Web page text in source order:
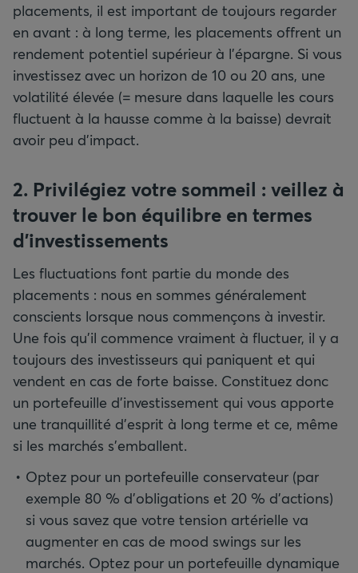
placements, il est important de toujours regarder
en avant : à long terme, les placements offrent un
rendement potentiel supérieur à l’épargne. Si vous
investissez avec un horizon de 10 ou 20 ans, une
volatilité élevée (= mesure dans laquelle les cours
fluctuent à la hausse comme à la baisse) devrait
avoir peu d'impact.
2. Privilégiez votre sommeil : veillez à
trouver le bon équilibre en termes
d’investissements
Les fluctuations font partie du monde des
placements : nous en sommes généralement
conscients lorsque nous commençons à investir.
Une fois qu’il commence vraiment à fluctuer, il y a
toujours des investisseurs qui paniquent et qui
vendent en cas de forte baisse. Constituez donc
un portefeuille d’investissement qui vous apporte
une tranquillité d’esprit à long terme et ce, même
si les marchés s’emballent.
Optez pour un portefeuille conservateur (par
exemple 80 % d’obligations et 20 % d’actions)
si vous savez que votre tension artérielle va
augmenter en cas de mood swings sur les
marchés. Optez pour un portefeuille dynamique